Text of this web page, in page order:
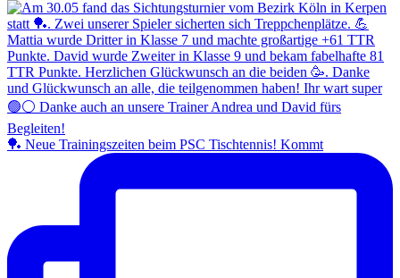
🏓 Neue Trainingszeiten beim PSC Tischtennis! Kommt